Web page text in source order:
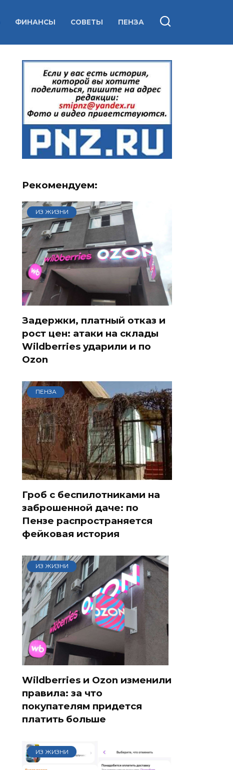
ФИНАНСЫ СОВЕТЫ ПЕНЗА
Рекомендуем:
ИЗ ЖИЗНИ
Задержки, платный отказ и
рост цен: атаки на склады
Wildberries ударили и по
Ozon
ПЕНЗА
Гроб с беспилотниками на
заброшенной даче: по
Пензе распространяется
фейковая история
ИЗ ЖИЗНИ
Wildberries и Ozon изменили
правила: за что
покупателям придется
платить больше
ИЗ ЖИЗНИ